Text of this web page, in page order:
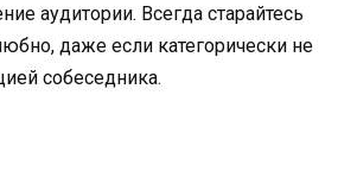
аудитории. Всегда старайтесь
даже если категорически не
собеседника.